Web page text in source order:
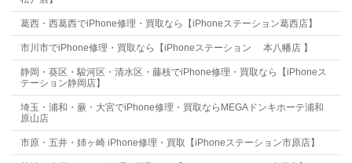
葛西・西葛西でiPhone修理・買取なら【iPhoneステーション葛西店】
市川市でiPhone修理・買取なら【iPhoneステーション 本八幡店 】
静岡・葵区・駿河区・清水区・藤枝でiPhone修理・買取なら【iPhoneス
テーション静岡店】
埼玉・浦和・蕨・大宮でiPhone修理・買取ならMEGAドンキホーテ浦和
原山店
市原・五井・姉ヶ崎 iPhone修理・買取【iPhoneステーション市原店】